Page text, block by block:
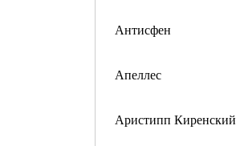
Антисфен
Апеллес
Аристипп Киренский